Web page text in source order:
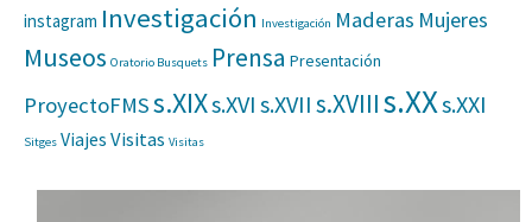
instagram Investigación Investigación Maderas Mujeres
Museos Oratorio Busquets Prensa Presentación
ProyectoFMSs.XIXs.XVI s.XVII s.XVIIIs.XXs.XXI
Sitges Viajes Visitas Visitas